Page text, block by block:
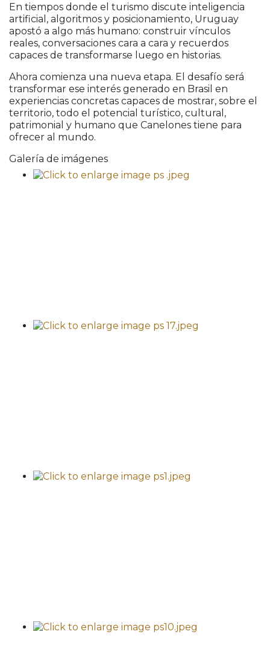
En tiempos donde el turismo discute inteligencia
artificial, algoritmos y posicionamiento, Uruguay
apostó a algo más humano: construir vínculos
reales, conversaciones cara a cara y recuerdos
capaces de transformarse luego en historias.
Ahora comienza una nueva etapa. El desafío será
transformar ese interés generado en Brasil en
experiencias concretas capaces de mostrar, sobre el
territorio, todo el potencial turístico, cultural,
patrimonial y humano que Canelones tiene para
ofrecer al mundo.
Galería de imágenes